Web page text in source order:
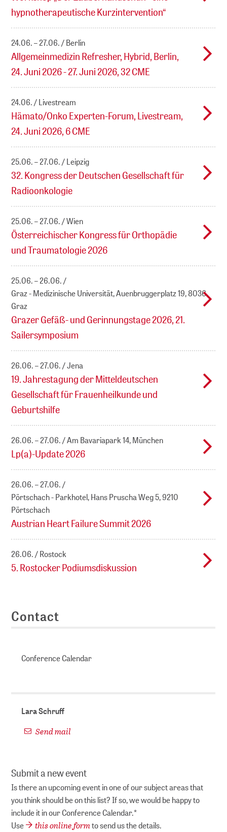
hypnotherapeutische Kurzintervention“
24.06. – 27.06. Berlin
Allgemeinmedizin Refresher, Hybrid, Berlin,
24. Juni 2026 - 27. Juni 2026, 32 CME
24.06. Livestream
Hämato/Onko Experten-Forum, Livestream,
24. Juni 2026, 6 CME
25.06. – 27.06. Leipzig
32. Kongress der Deutschen Gesellschaft für
Radioonkologie
25.06. – 27.06. Wien
Österreichischer Kongress für Orthopädie
und Traumatologie 2026
25.06. – 26.06.
Graz - Medizinische Universität, Auenbruggerplatz 19, 8036
Graz
Grazer Gefäß- und Gerinnungstage 2026, 21.
Sailersymposium
26.06. – 27.06. Jena
19. Jahrestagung der Mitteldeutschen
Gesellschaft für Frauenheilkunde und
Geburtshilfe
26.06. – 27.06. Am Bavariapark 14, München
Lp(a)-Update 2026
26.06. – 27.06.
Pörtschach - Parkhotel, Hans Pruscha Weg 5, 9210
Pörtschach
Austrian Heart Failure Summit 2026
26.06. Rostock
5. Rostocker Podiumsdiskussion
Contact
Conference Calendar
Lara Schruff
Send mail
Submit a new event
Is there an upcoming event in one of our subject areas that
you think should be on this list? If so, we would be happy to
include it in our Conference Calendar.*
Use
this online formto send us the details.